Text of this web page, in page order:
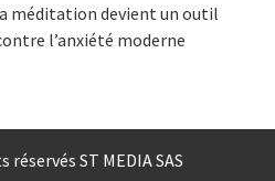
méditation devient un outil
l’anxiété moderne
ST MEDIA SAS